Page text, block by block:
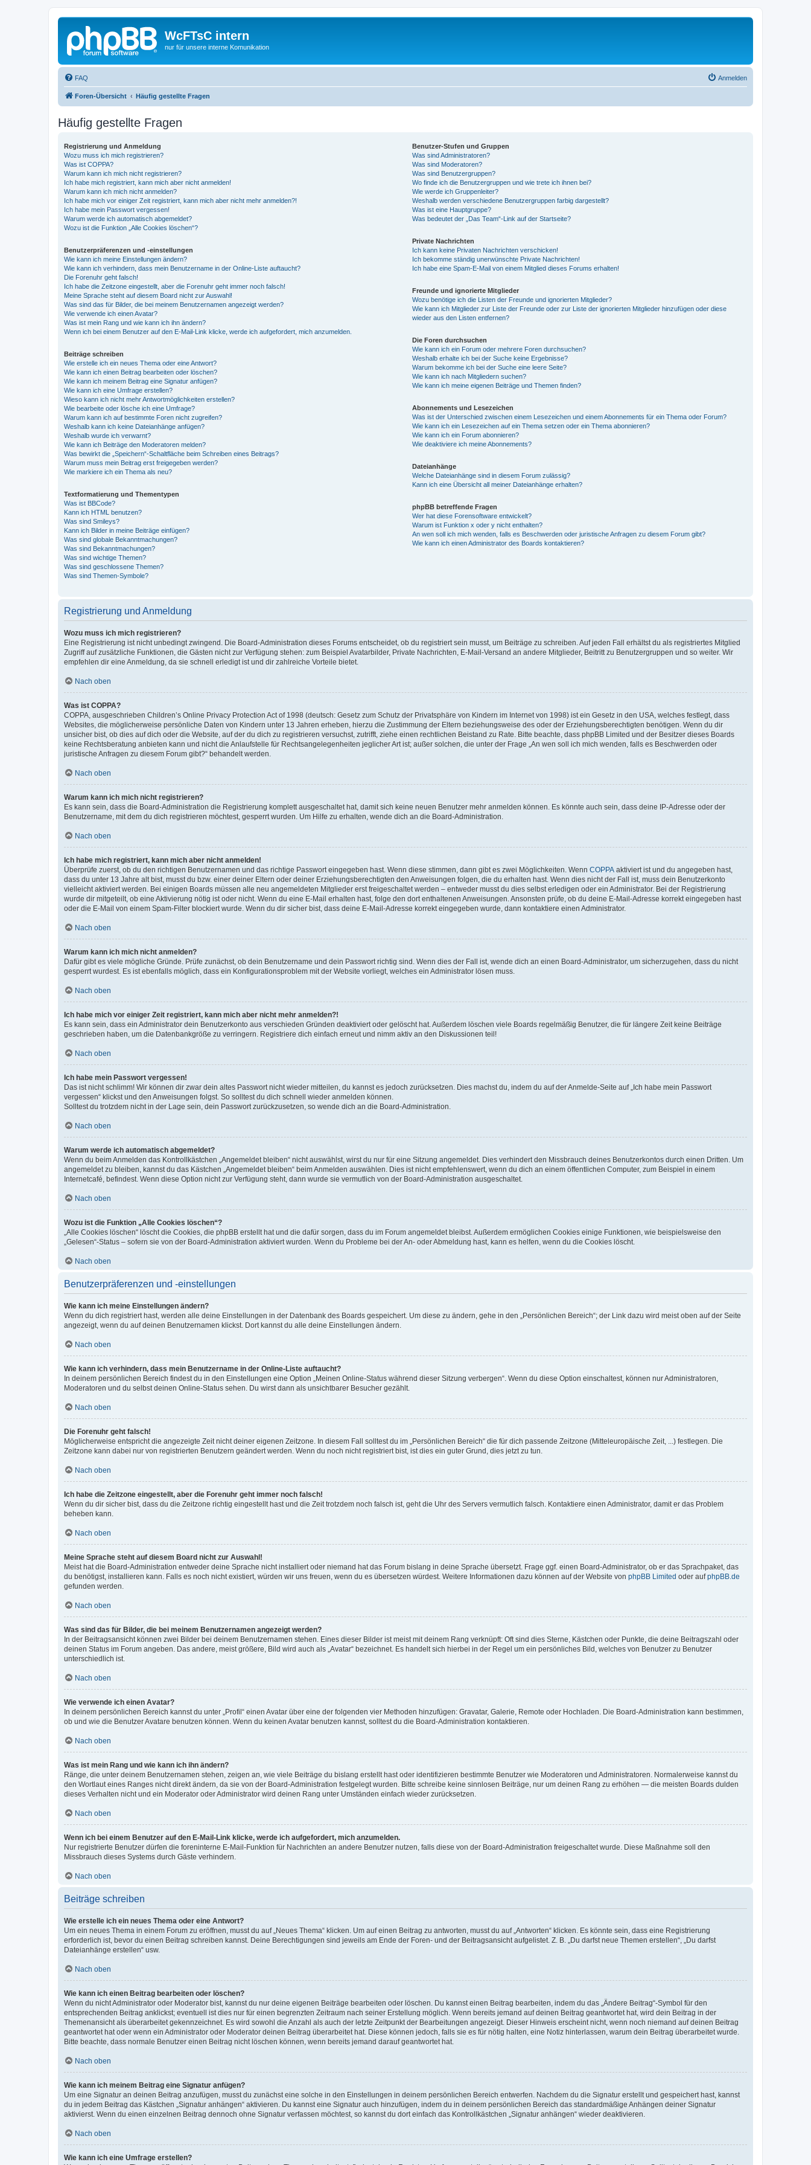
WcFTsC intern
nur für unsere interne Komunikation
FAQ Anmelden
Foren-Übersicht Häufig gestellte Fragen
Häufig gestellte Fragen
Registrierung und Anmeldung
Wozu muss ich mich registrieren?
Was ist COPPA?
Warum kann ich mich nicht registrieren?
Ich habe mich registriert, kann mich aber nicht anmelden!
Warum kann ich mich nicht anmelden?
Ich habe mich vor einiger Zeit registriert, kann mich aber nicht mehr anmelden?!
Ich habe mein Passwort vergessen!
Warum werde ich automatisch abgemeldet?
Wozu ist die Funktion „Alle Cookies löschen“?
Benutzerpräferenzen und -einstellungen
Wie kann ich meine Einstellungen ändern?
Wie kann ich verhindern, dass mein Benutzername in der Online-Liste auftaucht?
Die Forenuhr geht falsch!
Ich habe die Zeitzone eingestellt, aber die Forenuhr geht immer noch falsch!
Meine Sprache steht auf diesem Board nicht zur Auswahl!
Was sind das für Bilder, die bei meinem Benutzernamen angezeigt werden?
Wie verwende ich einen Avatar?
Was ist mein Rang und wie kann ich ihn ändern?
Wenn ich bei einem Benutzer auf den E-Mail-Link klicke, werde ich aufgefordert, mich anzumelden.
Beiträge schreiben
Wie erstelle ich ein neues Thema oder eine Antwort?
Wie kann ich einen Beitrag bearbeiten oder löschen?
Wie kann ich meinem Beitrag eine Signatur anfügen?
Wie kann ich eine Umfrage erstellen?
Wieso kann ich nicht mehr Antwortmöglichkeiten erstellen?
Wie bearbeite oder lösche ich eine Umfrage?
Warum kann ich auf bestimmte Foren nicht zugreifen?
Weshalb kann ich keine Dateianhänge anfügen?
Weshalb wurde ich verwarnt?
Wie kann ich Beiträge den Moderatoren melden?
Was bewirkt die „Speichern“-Schaltfläche beim Schreiben eines Beitrags?
Warum muss mein Beitrag erst freigegeben werden?
Wie markiere ich ein Thema als neu?
Textformatierung und Thementypen
Was ist BBCode?
Kann ich HTML benutzen?
Was sind Smileys?
Kann ich Bilder in meine Beiträge einfügen?
Was sind globale Bekanntmachungen?
Was sind Bekanntmachungen?
Was sind wichtige Themen?
Was sind geschlossene Themen?
Was sind Themen-Symbole?
Benutzer-Stufen und Gruppen
Was sind Administratoren?
Was sind Moderatoren?
Was sind Benutzergruppen?
Wo finde ich die Benutzergruppen und wie trete ich ihnen bei?
Wie werde ich Gruppenleiter?
Weshalb werden verschiedene Benutzergruppen farbig dargestellt?
Was ist eine Hauptgruppe?
Was bedeutet der „Das Team“-Link auf der Startseite?
Private Nachrichten
Ich kann keine Privaten Nachrichten verschicken!
Ich bekomme ständig unerwünschte Private Nachrichten!
Ich habe eine Spam-E-Mail von einem Mitglied dieses Forums erhalten!
Freunde und ignorierte Mitglieder
Wozu benötige ich die Listen der Freunde und ignorierten Mitglieder?
Wie kann ich Mitglieder zur Liste der Freunde oder zur Liste der ignorierten Mitglieder hinzufügen oder diese
wieder aus den Listen entfernen?
Die Foren durchsuchen
Wie kann ich ein Forum oder mehrere Foren durchsuchen?
Weshalb erhalte ich bei der Suche keine Ergebnisse?
Warum bekomme ich bei der Suche eine leere Seite?
Wie kann ich nach Mitgliedern suchen?
Wie kann ich meine eigenen Beiträge und Themen finden?
Abonnements und Lesezeichen
Was ist der Unterschied zwischen einem Lesezeichen und einem Abonnements für ein Thema oder Forum?
Wie kann ich ein Lesezeichen auf ein Thema setzen oder ein Thema abonnieren?
Wie kann ich ein Forum abonnieren?
Wie deaktiviere ich meine Abonnements?
Dateianhänge
Welche Dateianhänge sind in diesem Forum zulässig?
Kann ich eine Übersicht all meiner Dateianhänge erhalten?
phpBB betreffende Fragen
Wer hat diese Forensoftware entwickelt?
Warum ist Funktion x oder y nicht enthalten?
An wen soll ich mich wenden, falls es Beschwerden oder juristische Anfragen zu diesem Forum gibt?
Wie kann ich einen Administrator des Boards kontaktieren?
Registrierung und Anmeldung
Wozu muss ich mich registrieren?
Eine Registrierung ist nicht unbedingt zwingend. Die Board-Administration dieses Forums entscheidet, ob du registriert sein musst, um Beiträge zu schreiben. Auf jeden Fall erhältst du als registriertes Mitglied
Zugriff auf zusätzliche Funktionen, die Gästen nicht zur Verfügung stehen: zum Beispiel Avatarbilder, Private Nachrichten, E-Mail-Versand an andere Mitglieder, Beitritt zu Benutzergruppen und so weiter. Wir
empfehlen dir eine Anmeldung, da sie schnell erledigt ist und dir zahlreiche Vorteile bietet.
Nach oben
Was ist COPPA?
COPPA, ausgeschrieben Children’s Online Privacy Protection Act of 1998 (deutsch: Gesetz zum Schutz der Privatsphäre von Kindern im Internet von 1998) ist ein Gesetz in den USA, welches festlegt, dass
Websites, die möglicherweise persönliche Daten von Kindern unter 13 Jahren erheben, hierzu die Zustimmung der Eltern beziehungsweise des oder der Erziehungsberechtigten benötigen. Wenn du dir
unsicher bist, ob dies auf dich oder die Website, auf der du dich zu registrieren versuchst, zutrifft, ziehe einen rechtlichen Beistand zu Rate. Bitte beachte, dass phpBB Limited und der Besitzer dieses Boards
keine Rechtsberatung anbieten kann und nicht die Anlaufstelle für Rechtsangelegenheiten jeglicher Art ist; außer solchen, die unter der Frage „An wen soll ich mich wenden, falls es Beschwerden oder
juristische Anfragen zu diesem Forum gibt?“ behandelt werden.
Nach oben
Warum kann ich mich nicht registrieren?
Es kann sein, dass die Board-Administration die Registrierung komplett ausgeschaltet hat, damit sich keine neuen Benutzer mehr anmelden können. Es könnte auch sein, dass deine IP-Adresse oder der
Benutzername, mit dem du dich registrieren möchtest, gesperrt wurden. Um Hilfe zu erhalten, wende dich an die Board-Administration.
Nach oben
Ich habe mich registriert, kann mich aber nicht anmelden!
Überprüfe zuerst, ob du den richtigen Benutzernamen und das richtige Passwort eingegeben hast. Wenn diese stimmen, dann gibt es zwei Möglichkeiten. Wenn COPPA aktiviert ist und du angegeben hast,
dass du unter 13 Jahre alt bist, musst du bzw. einer deiner Eltern oder deiner Erziehungsberechtigten den Anweisungen folgen, die du erhalten hast. Wenn dies nicht der Fall ist, muss dein Benutzerkonto
vielleicht aktiviert werden. Bei einigen Boards müssen alle neu angemeldeten Mitglieder erst freigeschaltet werden – entweder musst du dies selbst erledigen oder ein Administrator. Bei der Registrierung
wurde dir mitgeteilt, ob eine Aktivierung nötig ist oder nicht. Wenn du eine E-Mail erhalten hast, folge den dort enthaltenen Anweisungen. Ansonsten prüfe, ob du deine E-Mail-Adresse korrekt eingegeben hast
oder die E-Mail von einem Spam-Filter blockiert wurde. Wenn du dir sicher bist, dass deine E-Mail-Adresse korrekt eingegeben wurde, dann kontaktiere einen Administrator.
Nach oben
Warum kann ich mich nicht anmelden?
Dafür gibt es viele mögliche Gründe. Prüfe zunächst, ob dein Benutzername und dein Passwort richtig sind. Wenn dies der Fall ist, wende dich an einen Board-Administrator, um sicherzugehen, dass du nicht
gesperrt wurdest. Es ist ebenfalls möglich, dass ein Konfigurationsproblem mit der Website vorliegt, welches ein Administrator lösen muss.
Nach oben
Ich habe mich vor einiger Zeit registriert, kann mich aber nicht mehr anmelden?!
Es kann sein, dass ein Administrator dein Benutzerkonto aus verschieden Gründen deaktiviert oder gelöscht hat. Außerdem löschen viele Boards regelmäßig Benutzer, die für längere Zeit keine Beiträge
geschrieben haben, um die Datenbankgröße zu verringern. Registriere dich einfach erneut und nimm aktiv an den Diskussionen teil!
Nach oben
Ich habe mein Passwort vergessen!
Das ist nicht schlimm! Wir können dir zwar dein altes Passwort nicht wieder mitteilen, du kannst es jedoch zurücksetzen. Dies machst du, indem du auf der Anmelde-Seite auf „Ich habe mein Passwort
vergessen“ klickst und den Anweisungen folgst. So solltest du dich schnell wieder anmelden können.
Solltest du trotzdem nicht in der Lage sein, dein Passwort zurückzusetzen, so wende dich an die Board-Administration.
Nach oben
Warum werde ich automatisch abgemeldet?
Wenn du beim Anmelden das Kontrollkästchen „Angemeldet bleiben“ nicht auswählst, wirst du nur für eine Sitzung angemeldet. Dies verhindert den Missbrauch deines Benutzerkontos durch einen Dritten. Um
angemeldet zu bleiben, kannst du das Kästchen „Angemeldet bleiben“ beim Anmelden auswählen. Dies ist nicht empfehlenswert, wenn du dich an einem öffentlichen Computer, zum Beispiel in einem
Internetcafé, befindest. Wenn diese Option nicht zur Verfügung steht, dann wurde sie vermutlich von der Board-Administration ausgeschaltet.
Nach oben
Wozu ist die Funktion „Alle Cookies löschen“?
„Alle Cookies löschen“ löscht die Cookies, die phpBB erstellt hat und die dafür sorgen, dass du im Forum angemeldet bleibst. Außerdem ermöglichen Cookies einige Funktionen, wie beispielsweise den
„Gelesen“-Status – sofern sie von der Board-Administration aktiviert wurden. Wenn du Probleme bei der An- oder Abmeldung hast, kann es helfen, wenn du die Cookies löscht.
Nach oben
Benutzerpräferenzen und -einstellungen
Wie kann ich meine Einstellungen ändern?
Wenn du dich registriert hast, werden alle deine Einstellungen in der Datenbank des Boards gespeichert. Um diese zu ändern, gehe in den „Persönlichen Bereich“; der Link dazu wird meist oben auf der Seite
angezeigt, wenn du auf deinen Benutzernamen klickst. Dort kannst du alle deine Einstellungen ändern.
Nach oben
Wie kann ich verhindern, dass mein Benutzername in der Online-Liste auftaucht?
In deinem persönlichen Bereich findest du in den Einstellungen eine Option „Meinen Online-Status während dieser Sitzung verbergen“. Wenn du diese Option einschaltest, können nur Administratoren,
Moderatoren und du selbst deinen Online-Status sehen. Du wirst dann als unsichtbarer Besucher gezählt.
Nach oben
Die Forenuhr geht falsch!
Möglicherweise entspricht die angezeigte Zeit nicht deiner eigenen Zeitzone. In diesem Fall solltest du im „Persönlichen Bereich“ die für dich passende Zeitzone (Mitteleuropäische Zeit, ...) festlegen. Die
Zeitzone kann dabei nur von registrierten Benutzern geändert werden. Wenn du noch nicht registriert bist, ist dies ein guter Grund, dies jetzt zu tun.
Nach oben
Ich habe die Zeitzone eingestellt, aber die Forenuhr geht immer noch falsch!
Wenn du dir sicher bist, dass du die Zeitzone richtig eingestellt hast und die Zeit trotzdem noch falsch ist, geht die Uhr des Servers vermutlich falsch. Kontaktiere einen Administrator, damit er das Problem
beheben kann.
Nach oben
Meine Sprache steht auf diesem Board nicht zur Auswahl!
Meist hat die Board-Administration entweder deine Sprache nicht installiert oder niemand hat das Forum bislang in deine Sprache übersetzt. Frage ggf. einen Board-Administrator, ob er das Sprachpaket, das
du benötigst, installieren kann. Falls es noch nicht existiert, würden wir uns freuen, wenn du es übersetzen würdest. Weitere Informationen dazu können auf der Website von phpBB Limited oder aufphpBB.de
gefunden werden.
Nach oben
Was sind das für Bilder, die bei meinem Benutzernamen angezeigt werden?
In der Beitragsansicht können zwei Bilder bei deinem Benutzernamen stehen. Eines dieser Bilder ist meist mit deinem Rang verknüpft: Oft sind dies Sterne, Kästchen oder Punkte, die deine Beitragszahl oder
deinen Status im Forum angeben. Das andere, meist größere, Bild wird auch als „Avatar“ bezeichnet. Es handelt sich hierbei in der Regel um ein persönliches Bild, welches von Benutzer zu Benutzer
unterschiedlich ist.
Nach oben
Wie verwende ich einen Avatar?
In deinem persönlichen Bereich kannst du unter „Profil“ einen Avatar über eine der folgenden vier Methoden hinzufügen: Gravatar, Galerie, Remote oder Hochladen. Die Board-Administration kann bestimmen,
ob und wie die Benutzer Avatare benutzen können. Wenn du keinen Avatar benutzen kannst, solltest du die Board-Administration kontaktieren.
Nach oben
Was ist mein Rang und wie kann ich ihn ändern?
Ränge, die unter deinem Benutzernamen stehen, zeigen an, wie viele Beiträge du bislang erstellt hast oder identifizieren bestimmte Benutzer wie Moderatoren und Administratoren. Normalerweise kannst du
den Wortlaut eines Ranges nicht direkt ändern, da sie von der Board-Administration festgelegt wurden. Bitte schreibe keine sinnlosen Beiträge, nur um deinen Rang zu erhöhen — die meisten Boards dulden
dieses Verhalten nicht und ein Moderator oder Administrator wird deinen Rang unter Umständen einfach wieder zurücksetzen.
Nach oben
Wenn ich bei einem Benutzer auf den E-Mail-Link klicke, werde ich aufgefordert, mich anzumelden.
Nur registrierte Benutzer dürfen die foreninterne E-Mail-Funktion für Nachrichten an andere Benutzer nutzen, falls diese von der Board-Administration freigeschaltet wurde. Diese Maßnahme soll den
Missbrauch dieses Systems durch Gäste verhindern.
Nach oben
Beiträge schreiben
Wie erstelle ich ein neues Thema oder eine Antwort?
Um ein neues Thema in einem Forum zu eröffnen, musst du auf „Neues Thema“ klicken. Um auf einen Beitrag zu antworten, musst du auf „Antworten“ klicken. Es könnte sein, dass eine Registrierung
erforderlich ist, bevor du einen Beitrag schreiben kannst. Deine Berechtigungen sind jeweils am Ende der Foren- und der Beitragsansicht aufgelistet. Z. B. „Du darfst neue Themen erstellen“, „Du darfst
Dateianhänge erstellen“ usw.
Nach oben
Wie kann ich einen Beitrag bearbeiten oder löschen?
Wenn du nicht Administrator oder Moderator bist, kannst du nur deine eigenen Beiträge bearbeiten oder löschen. Du kannst einen Beitrag bearbeiten, indem du das „Ändere Beitrag“-Symbol für den
entsprechenden Beitrag anklickst; eventuell ist dies nur für einen begrenzten Zeitraum nach seiner Erstellung möglich. Wenn bereits jemand auf deinen Beitrag geantwortet hat, wird dein Beitrag in der
Themenansicht als überarbeitet gekennzeichnet. Es wird sowohl die Anzahl als auch der letzte Zeitpunkt der Bearbeitungen angezeigt. Dieser Hinweis erscheint nicht, wenn noch niemand auf deinen Beitrag
geantwortet hat oder wenn ein Administrator oder Moderator deinen Beitrag überarbeitet hat. Diese können jedoch, falls sie es für nötig halten, eine Notiz hinterlassen, warum dein Beitrag überarbeitet wurde.
Bitte beachte, dass normale Benutzer einen Beitrag nicht löschen können, wenn bereits jemand darauf geantwortet hat.
Nach oben
Wie kann ich meinem Beitrag eine Signatur anfügen?
Um eine Signatur an deinen Beitrag anzufügen, musst du zunächst eine solche in den Einstellungen in deinem persönlichen Bereich entwerfen. Nachdem du die Signatur erstellt und gespeichert hast, kannst
du in jedem Beitrag das Kästchen „Signatur anhängen“ aktivieren. Du kannst eine Signatur auch hinzufügen, indem du in deinem persönlichen Bereich das standardmäßige Anhängen deiner Signatur
aktivierst. Wenn du einen einzelnen Beitrag dennoch ohne Signatur verfassen möchtest, so kannst du dort einfach das Kontrollkästchen „Signatur anhängen“ wieder deaktivieren.
Nach oben
Wie kann ich eine Umfrage erstellen?